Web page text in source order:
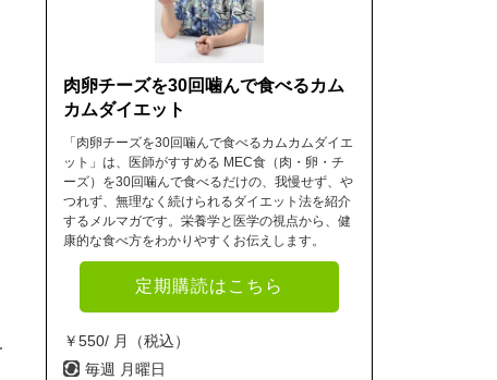
肉卵チーズを30回噛んで食べるカム
カムダイエット
「肉卵チーズを30回噛んで食べるカムカムダイエ
ット」は、医師がすすめる MEC食（肉・卵・チ
ーズ）を30回噛んで食べるだけの、我慢せず、や
つれず、無理なく続けられるダイエット法を紹介
するメルマガです。栄養学と医学の視点から、健
康的な食べ方をわかりやすくお伝えします。
定期購読はこちら
￥550/ 月（税込）
毎週 月曜日